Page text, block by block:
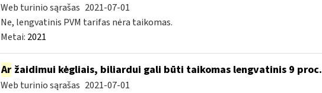
Web turinio sąrašas 2021-07-01
Ne, lengvatinis PVM tarifas nėra taikomas.
Metai: 2021
Aržaidimui kėgliais, biliardui gali būti taikomas lengvatinis 9 proc.
Web turinio sąrašas 2021-07-01